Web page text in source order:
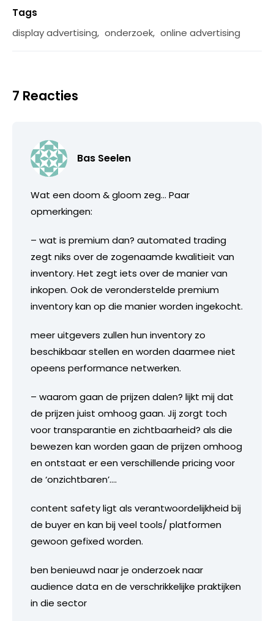
Tags
display advertising, onderzoek, online advertising
7 Reacties
Bas Seelen
Wat een doom & gloom zeg… Paar
opmerkingen:
– wat is premium dan? automated trading
zegt niks over de zogenaamde kwalitieit van
inventory. Het zegt iets over de manier van
inkopen. Ook de veronderstelde premium
inventory kan op die manier worden ingekocht.
meer uitgevers zullen hun inventory zo
beschikbaar stellen en worden daarmee niet
opeens performance netwerken.
– waarom gaan de prijzen dalen? lijkt mij dat
de prijzen juist omhoog gaan. Jij zorgt toch
voor transparantie en zichtbaarheid? als die
bewezen kan worden gaan de prijzen omhoog
en ontstaat er een verschillende pricing voor
de ‘onzichtbaren’….
content safety ligt als verantwoordelijkheid bij
de buyer en kan bij veel tools/ platformen
gewoon gefixed worden.
ben benieuwd naar je onderzoek naar
audience data en de verschrikkelijke praktijken
in die sector